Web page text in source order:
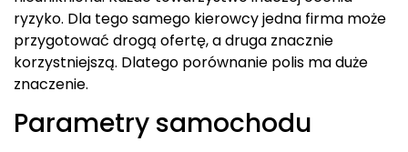
ryzyko. Dla tego samego kierowcy jedna firma może
przygotować drogą ofertę, a druga znacznie
korzystniejszą. Dlatego porównanie polis ma duże
znaczenie.
Parametry samochodu